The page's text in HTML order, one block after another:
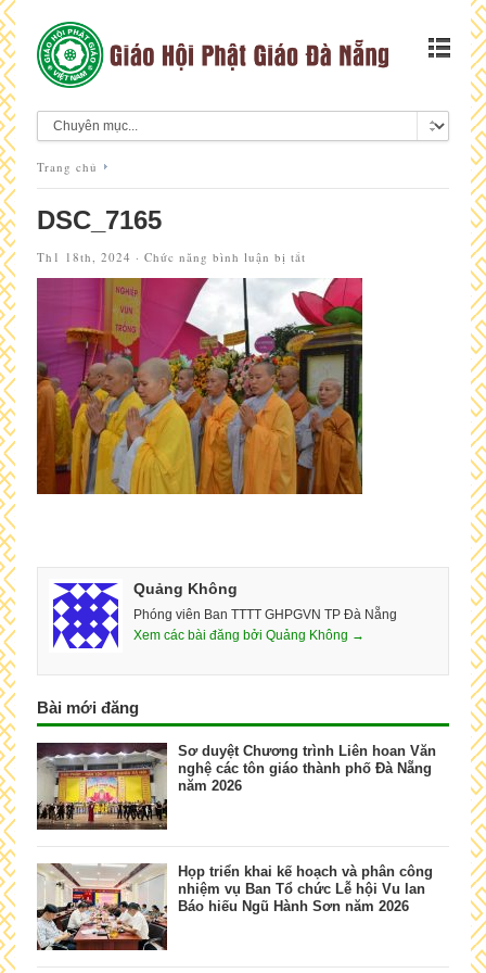
Trang chủ
DSC_7165
Th1 18th, 2024 · Chức năng bình luận bị tắtở
DSC_7165
Quảng Không
Phóng viên Ban TTTT GHPGVN TP Đà Nẵng
Xem các bài đăng bởi Quảng Không →
Bài mới đăng
Sơ duyệt Chương trình Liên hoan Văn
nghệ các tôn giáo thành phố Đà Nẵng
năm 2026
Họp triển khai kế hoạch và phân công
nhiệm vụ Ban Tổ chức Lễ hội Vu lan
Báo hiếu Ngũ Hành Sơn năm 2026